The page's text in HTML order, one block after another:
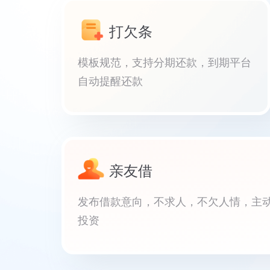
打欠条
模板规范，支持分期还款，到期平台
自动提醒还款
亲友借
发布借款意向，不求人，不欠人情，主
投资